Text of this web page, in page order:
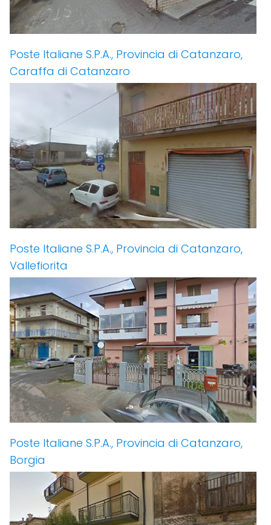
Poste Italiane S.P.A., Provincia di Catanzaro,
Caraffa di Catanzaro
Poste Italiane S.P.A., Provincia di Catanzaro,
Vallefiorita
Poste Italiane S.P.A., Provincia di Catanzaro,
Borgia